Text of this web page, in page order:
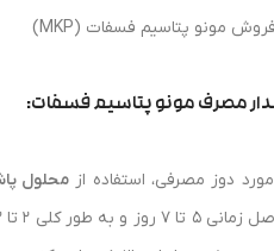
مصرف مونو پتاسیم فسفات:
دوز مصرفی، استفاده از محلول